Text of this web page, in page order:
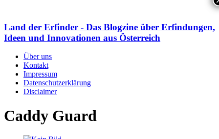
Land der Erfinder - Das Blogzine über Erfindungen,
Ideen und Innovationen aus Österreich
Über uns
Kontakt
Impressum
Datenschutzerklärung
Disclaimer
Caddy Guard